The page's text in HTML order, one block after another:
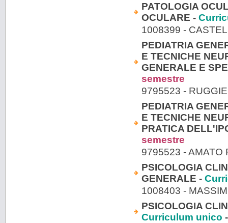
PATOLOGIA
OCULARE -
1008399 -
PEDIATRIA
E TECNICHE
GENERALE E
semestre
9795523 -
PEDIATRIA
E TECNICHE
PRATICA
semestre
9795523 - AMATO
PSICOLOGIA
GENERALE -
1008403 -
PSICOLOGIA
Curriculum unico